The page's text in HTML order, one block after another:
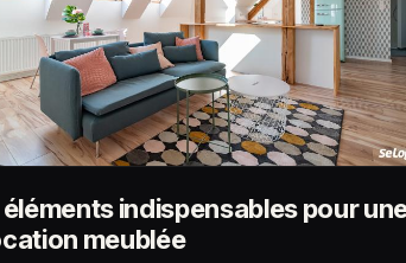
éléments indispensables pour
meublée